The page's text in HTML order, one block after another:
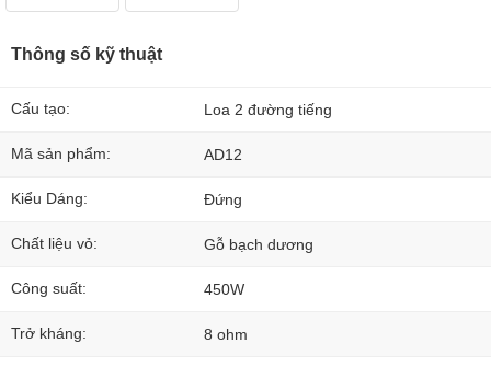
Thông số kỹ thuật
Cấu tạo: Loa 2 đường tiếng
Mã sản phẩm: AD12
Kiểu Dáng: Đứng
Chất liệu vỏ: Gỗ bạch dương
Công suất: 450W
Trở kháng: 8 ohm